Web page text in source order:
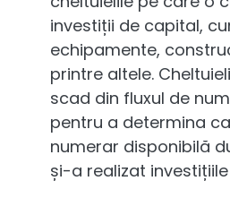
investiții de capital,
echipamente,
printre altele.
scad din fluxul de
pentru a determina
numerar disponibilă
și-a realizat